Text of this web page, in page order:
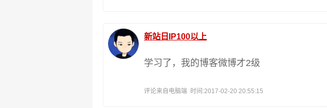
新站日IP100以上
学习了，我的博客微博才2级
评论来自电脑端 时间:2017-02-20 20:55:15